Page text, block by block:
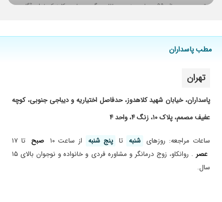
ترویجی در سال ۹۹ و چاپ چندین مقاله دیگر در سایت کلینیک ندای آگاهی
مطب پاسداران
تهران
پاسداران، خیابان شهید کلاهدوز، حدفاصل اختیاریه و دیباجی جنوبی، کوچه
عفیف مصمم، پلاک ۱۰، زنگ ۴، واحد ۴
ساعات مراجعه: روز‌های شنبه تا پنج شنبه از ساعت ۱۰ صبح تا ۱۷
عصر
. روانکاو، زوج درمانگر و مشاوره فردی و خانواده و نوجوان بالای ۱۵
سال.